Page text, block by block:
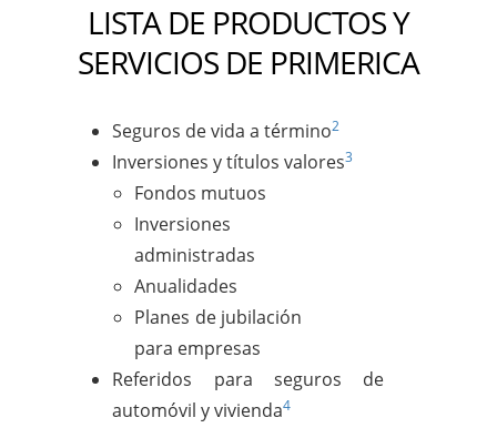
LISTA DE PRODUCTOS Y
SERVICIOS DE PRIMERICA
Seguros de vida a término2
Inversiones y títulos valores3
Fondos mutuos
Inversiones
administradas
Anualidades
Planes de jubilación
para empresas
Referidos para seguros de
automóvil y vivienda4